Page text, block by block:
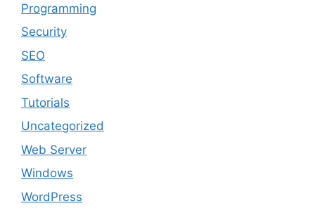
Programming
Security
SEO
Software
Tutorials
Uncategorized
Web Server
Windows
WordPress